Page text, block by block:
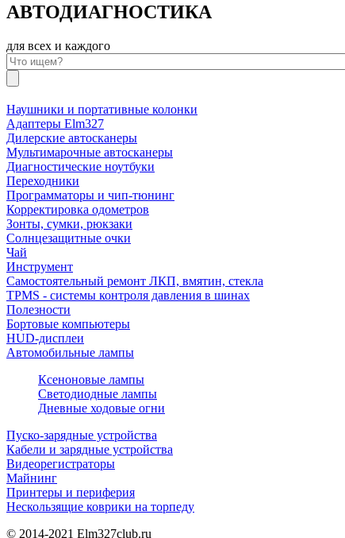
АВТОДИАГНОСТИКА
для всех и каждого
Наушники и портативные колонки
Адаптеры Elm327
Дилерские автосканеры
Мультимарочные автосканеры
Диагностические ноутбуки
Переходники
Программаторы и чип-тюнинг
Корректировка одометров
Зонты, сумки, рюкзаки
Солнцезащитные очки
Чай
Инструмент
Самостоятельный ремонт ЛКП, вмятин, стекла
TPMS - системы контроля давления в шинах
Полезности
Бортовые компьютеры
HUD-дисплеи
Автомобильные лампы
Ксеноновые лампы
Светодиодные лампы
Дневные ходовые огни
Пуско-зарядные устройства
Кабели и зарядные устройства
Видеорегистраторы
Майнинг
Принтеры и периферия
Нескользящие коврики на торпеду
© 2014-2021 Elm327club.ru